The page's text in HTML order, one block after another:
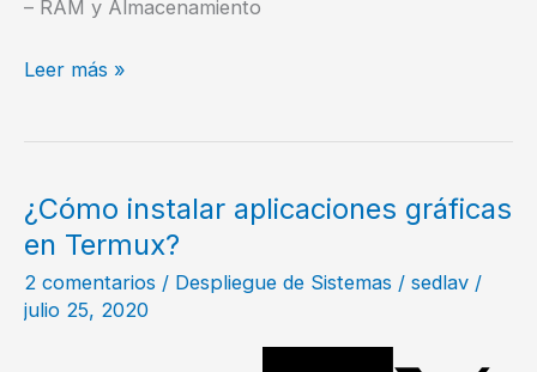
– RAM y Almacenamiento
¿Cuál
de
mi
celular?
Leer más »
¿Cómo instalar aplicaciones gráficas
en Termux?
2 comentarios / Despliegue de Sistemas / sedlav /
julio 25, 2020